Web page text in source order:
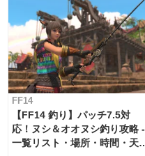
FF14
【FF14 釣り】パッチ7.5対
応！ヌシ＆オオヌシ釣り攻略 -
一覧リスト・場所・時間・天